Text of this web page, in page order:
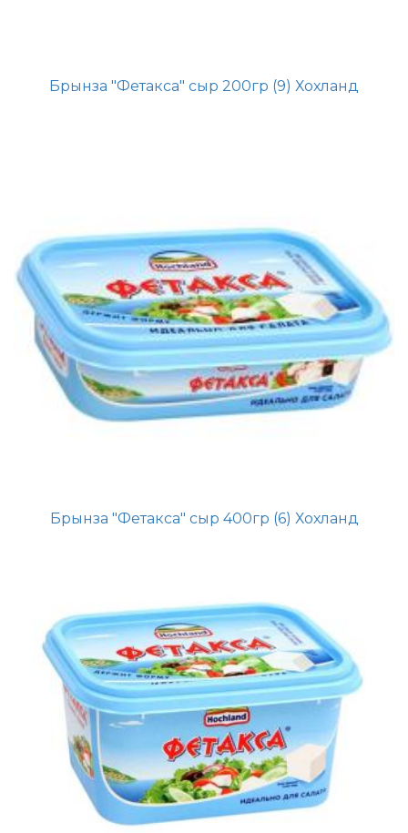
Брынза "Фетакса" сыр 200гр (9) Хохланд
Брынза "Фетакса" сыр 400гр (6) Хохланд